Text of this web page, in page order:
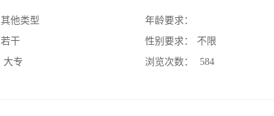
其他类型
若干
大专
年龄要求：
性别要求：
不限
浏览次数：
584